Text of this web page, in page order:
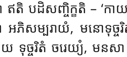
ោ ឥតិ បដិសញ្ចិក្ខតិ – ‘
អភិសម្បរាយំ, មនោទុច្
ទុច្ចរិតំ ចរេយ្យំ, មនសា